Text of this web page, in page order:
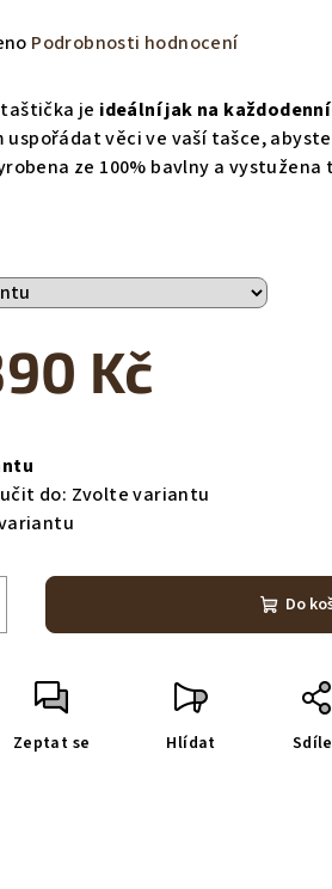
Podrobnosti hodnocení
je ideální jak na
uspořádat věci ve vaší tašce,
ze 100% bavlny a vystužena
Kč
do: Zvolte variantu
Do
Zeptat se Hlídat